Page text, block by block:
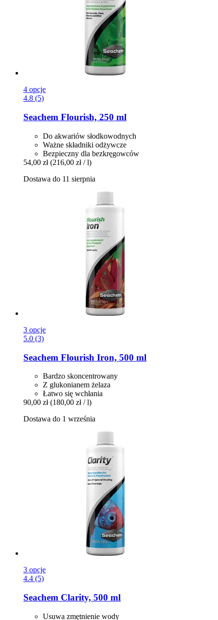
4 opcje
4.8 (5)
Seachem Flourish, 250 ml
Do akwariów słodkowodnych
Ważne składniki odżywcze
Bezpieczny dla bezkręgowców
54,00 zł (216,00 zł / l)
Dostawa do 11 sierpnia
3 opcje
5.0 (3)
Seachem Flourish Iron, 500 ml
Bardzo skoncentrowany
Z glukonianem żelaza
Łatwo się wchłania
90,00 zł (180,00 zł / l)
Dostawa do 1 września
3 opcje
4.4 (5)
Seachem Clarity, 500 ml
Usuwa zmętnienie wody